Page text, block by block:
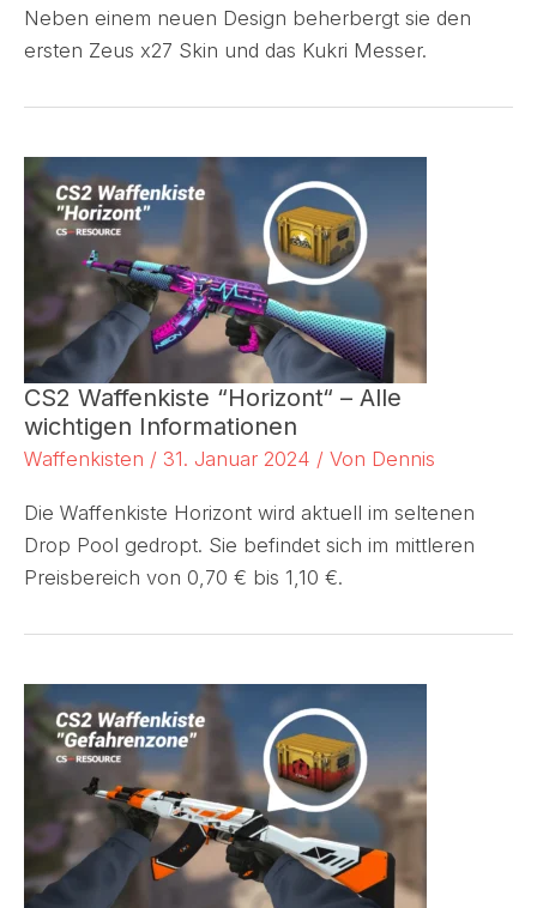
Neben einem neuen Design beherbergt sie den
ersten Zeus x27 Skin und das Kukri Messer.
CS2 Waffenkiste “Horizont“ – Alle
wichtigen Informationen
Waffenkisten / 31. Januar 2024 / Von Dennis
Die Waffenkiste Horizont wird aktuell im seltenen
Drop Pool gedropt. Sie befindet sich im mittleren
Preisbereich von 0,70 € bis 1,10 €.